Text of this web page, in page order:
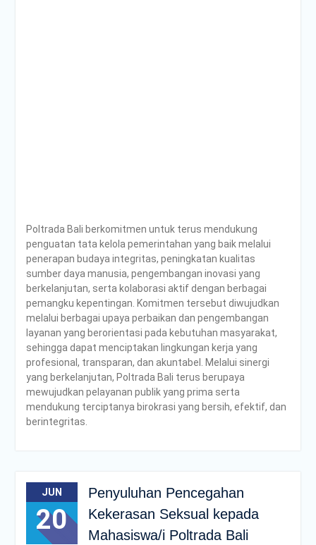
Poltrada Bali berkomitmen untuk terus mendukung
penguatan tata kelola pemerintahan yang baik melalui
penerapan budaya integritas, peningkatan kualitas
sumber daya manusia, pengembangan inovasi yang
berkelanjutan, serta kolaborasi aktif dengan berbagai
pemangku kepentingan. Komitmen tersebut diwujudkan
melalui berbagai upaya perbaikan dan pengembangan
layanan yang berorientasi pada kebutuhan masyarakat,
sehingga dapat menciptakan lingkungan kerja yang
profesional, transparan, dan akuntabel. Melalui sinergi
yang berkelanjutan, Poltrada Bali terus berupaya
mewujudkan pelayanan publik yang prima serta
mendukung terciptanya birokrasi yang bersih, efektif, dan
berintegritas.
JUN
20
Penyuluhan Pencegahan
Kekerasan Seksual kepada
Mahasiswa/i Poltrada Bali